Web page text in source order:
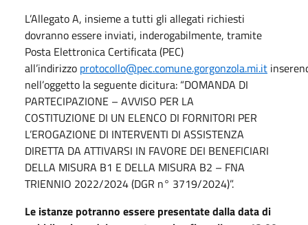
L’Allegato A, insieme a tutti gli allegati richiesti
dovranno essere inviati, inderogabilmente, tramite
Posta Elettronica Certificata (PEC)
all’indirizzo protocollo@pec.comune.gorgonzola.mi.it
nell’oggetto la seguente dicitura: “DOMANDA DI
PARTECIPAZIONE – AVVISO PER LA
COSTITUZIONE DI UN ELENCO DI FORNITORI PER
L’EROGAZIONE DI INTERVENTI DI ASSISTENZA
DIRETTA DA ATTIVARSI IN FAVORE DEI BENEFICIARI
DELLA MISURA B1 E DELLA MISURA B2 – FNA
TRIENNIO 2022/2024 (DGR n° 3719/2024)”.
Le istanze potranno essere presentate dalla data di